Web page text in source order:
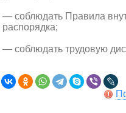
— соблюдать Правила
распорядка;
— соблюдать трудовую